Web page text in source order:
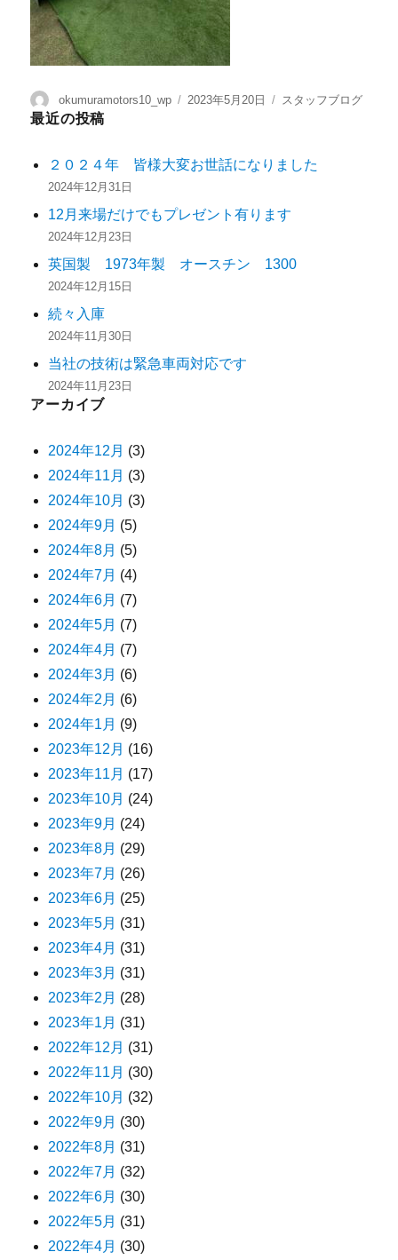
okumuramotors10_wp 2023年5月20日 スタッフブログ
最近の投稿
２０２４年 皆様大変お世話になりました
2024年12月31日
12月来場だけでもプレゼント有ります
2024年12月23日
英国製 1973年製 オースチン 1300
2024年12月15日
続々入庫
2024年11月30日
当社の技術は緊急車両対応です
2024年11月23日
アーカイブ
2024年12月 (3)
2024年11月 (3)
2024年10月 (3)
2024年9月 (5)
2024年8月 (5)
2024年7月 (4)
2024年6月 (7)
2024年5月 (7)
2024年4月 (7)
2024年3月 (6)
2024年2月 (6)
2024年1月 (9)
2023年12月 (16)
2023年11月 (17)
2023年10月 (24)
2023年9月 (24)
2023年8月 (29)
2023年7月 (26)
2023年6月 (25)
2023年5月 (31)
2023年4月 (31)
2023年3月 (31)
2023年2月 (28)
2023年1月 (31)
2022年12月 (31)
2022年11月 (30)
2022年10月 (32)
2022年9月 (30)
2022年8月 (31)
2022年7月 (32)
2022年6月 (30)
2022年5月 (31)
2022年4月 (30)